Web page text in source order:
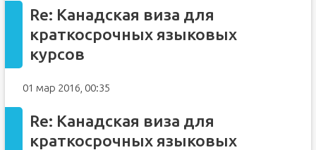
Re: Канадская виза для
краткосрочных языковых
курсов
01 мар 2016, 00:35
Re: Канадская виза для
краткосрочных языковых